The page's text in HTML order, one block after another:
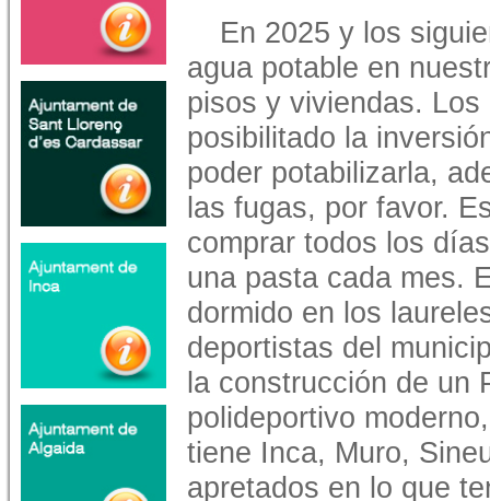
En 2025 y los
agua potable en
pisos y viviendas.
posibilitado la
poder potabilizarla,
las fugas, por favor.
comprar todos los
una pasta cada mes.
dormido en los
deportistas del
la construcción de un
polideportivo
tiene Inca, Muro,
apretados en lo que